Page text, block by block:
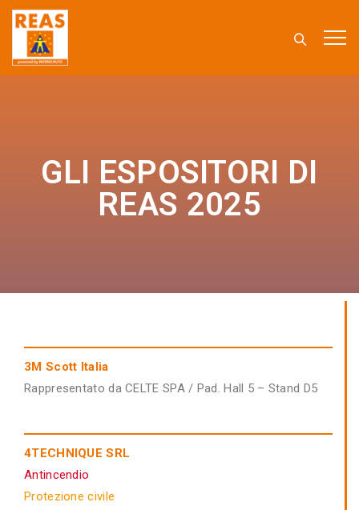
GLI ESPOSITORI DI
REAS 2025
3M Scott Italia
Rappresentato da CELTE SPA / Pad. Hall 5 – Stand D5
4TECHNIQUE SRL
Antincendio
Protezione civile